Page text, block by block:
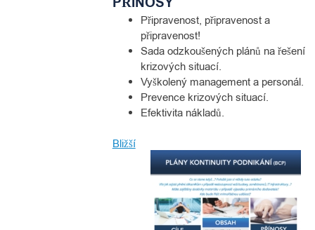
Připravenost, připravenost a
připravenost!
Sada odzkoušených plánů na řešení
krizových situací.
Vyškolený management a personál.
Prevence krizových situací.
Efektivita nákladů.
Bližší